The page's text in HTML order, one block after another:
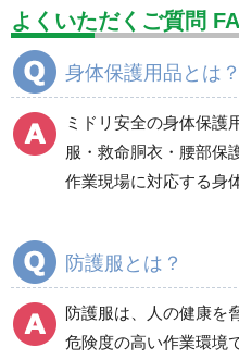
設備用品・作業補助用品
分煙対策機器
電気保守用品 ワイパー
防災グッズ（防災セット）
健康管理器具 季節商品
商品カテゴリ一覧
耐熱保護衣
よくいただくご質問
身体保護用品とは？
ミドリ安全の身体保護
服・救命胴衣・腰部保
作業現場に対応する身
防護服とは？
防護服は、人の健康を
危険度の高い作業環境